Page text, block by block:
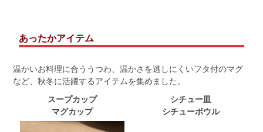
あったかアイテム
温かいお料理に合ううつわ、温かさを逃しにくいフタ付のマグ
など、秋冬に活躍するアイテムを集めました。
スープカップ
マグカップ
シチュー皿
シチューボウル